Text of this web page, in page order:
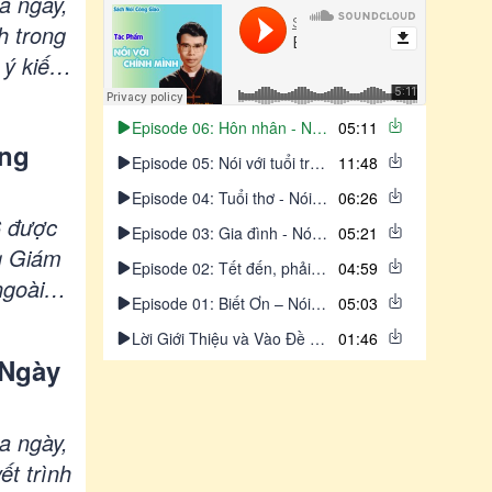
trong
kiến
đại
được
Giám
ngày,
trình
Episode 06: Hôn nhân - Nói Với Chính Mình 05:11
Episode 05: Nói với tuổi trẻ về tình yêu - Nói Với Chính Mình
11:48
Episode 04: Tuổi thơ - Nói Với Chính Mình 06:26
Episode 03: Gia đình - Nói Với Chính Mình 05:21
Episode 02: Tết đến, phải nghĩ đến người khác - Nói Với Chính Mình 04:59
Episode 01: Biết Ơn – Nói Với Chính Mình 05:03
Lời Giới Thiệu và Vào Đề – Nói Với Chính Mình
01:46